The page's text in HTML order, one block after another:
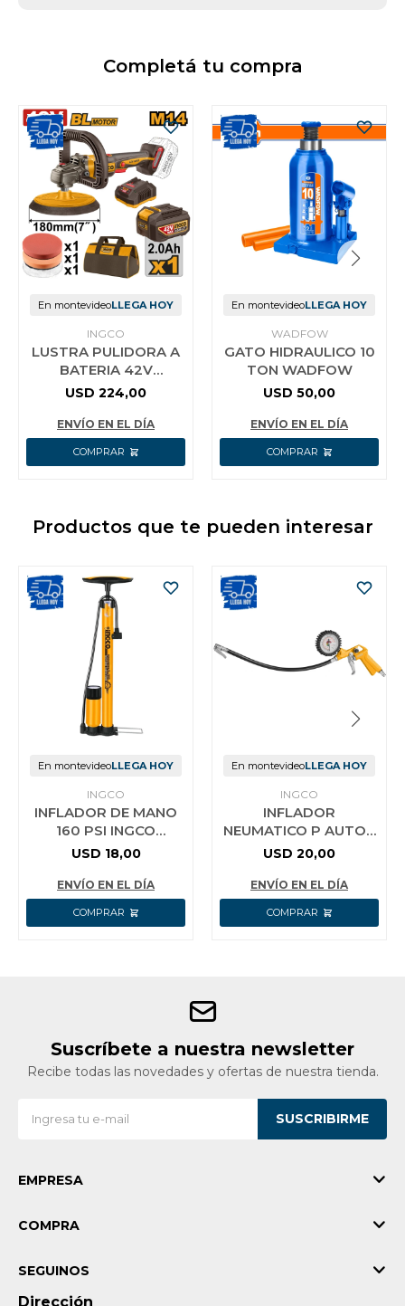
Completá tu compra
En montevideoLLEGA HOY
INGCO
LUSTRA PULIDORA A
BATERIA 42V
BRUSHLESS 180MM
BATERIA 2.0AH +
USD 224,00
ENVÍO EN EL DÍA
En montevideoLLEGA HOY
WADFOW
GATO HIDRAULICO 10
TON WADFOW
USD 50,00
ENVÍO EN EL DÍA
Productos que te pueden interesar
En montevideoLLEGA HOY
INGCO
INFLADOR DE MANO
160 PSI INGCO
MPP3811
USD 18,00
ENVÍO EN EL DÍA
En montevideoLLEGA HOY
INGCO
INFLADOR
NEUMATICO P AUTOS
MOTOS BICICLETAS
USD 20,00
ENVÍO EN EL DÍA
Suscríbete a nuestra newsletter
Recibe todas las novedades y ofertas de nuestra tienda.
SUSCRIBIRME
EMPRESA
COMPRA
Dirección
SEGUINOS